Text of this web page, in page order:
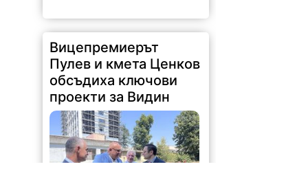
Вицепремиерът
Пулев и кмета Ценков
обсъдиха ключови
проекти за Видин